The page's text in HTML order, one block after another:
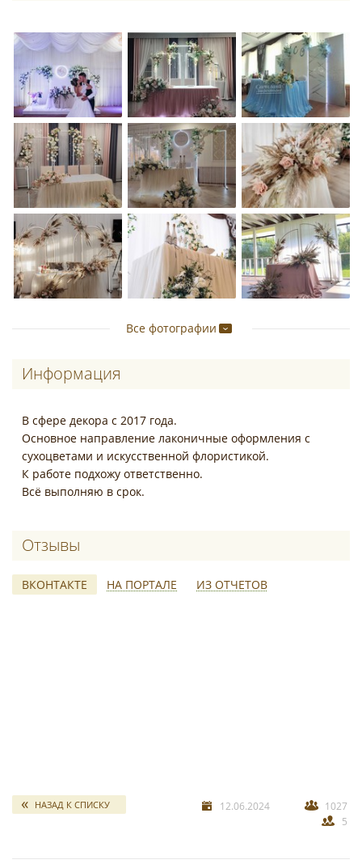
Информация
В сфере декора с 2017 года.
Основное направление лаконичные оформления с
сухоцветами и искусственной флористикой.
К работе подхожу ответственно.
Всё выполняю в срок.
Все фотографии
Отзывы о Светлана Лаврентьева
ВКОНТАКТЕ НА ПОРТАЛЕ ИЗ ОТЧЕТОВ
*
НАЗАД К СПИСКУ 12.06.2024
1027
5